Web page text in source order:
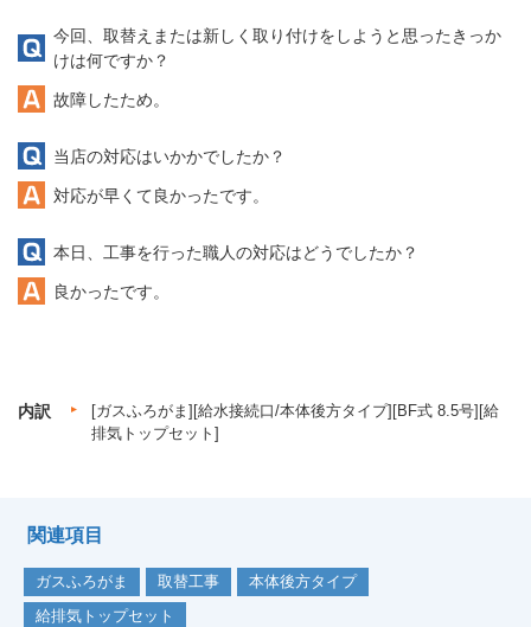
今回、取替えまたは新しく取り付けをしようと思ったきっか
けは何ですか？
故障したため。
当店の対応はいかかでしたか？
対応が早くて良かったです。
本日、工事を行った職人の対応はどうでしたか？
良かったです。
内訳
[ガスふろがま][給水接続口/本体後方タイプ][BF式 8.5号][給
排気トップセット]
関連項目
ガスふろがま 取替工事
本体後方タイプ
給排気トップセット